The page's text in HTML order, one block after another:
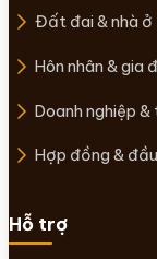
Đất đai & nhà ở
Hôn nhân & gia
Doanh nghiệp
Hợp đồng &
Hỗ trợ